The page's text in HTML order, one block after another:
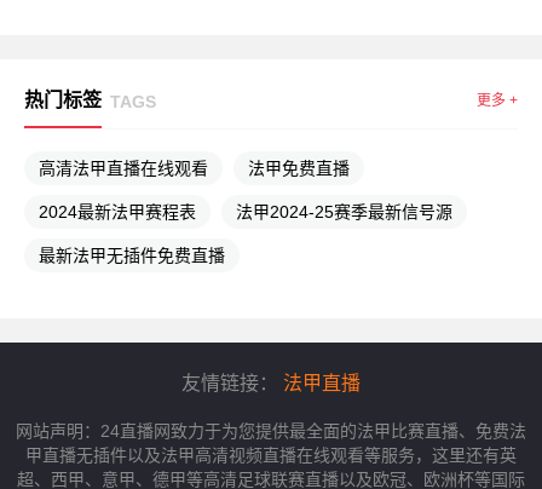
热门标签 TAGS 更多 +
高清法甲直播在线观看 法甲免费直播
2024最新法甲赛程表 法甲2024-25赛季最新信号源
最新法甲无插件免费直播
友情链接： 法甲直播
网站声明：24直播网致力于为您提供最全面的法甲比赛直播、免费法
甲直播无插件以及法甲高清视频直播在线观看等服务，这里还有英
超、西甲、意甲、德甲等高清足球联赛直播以及欧冠、欧洲杯等国际